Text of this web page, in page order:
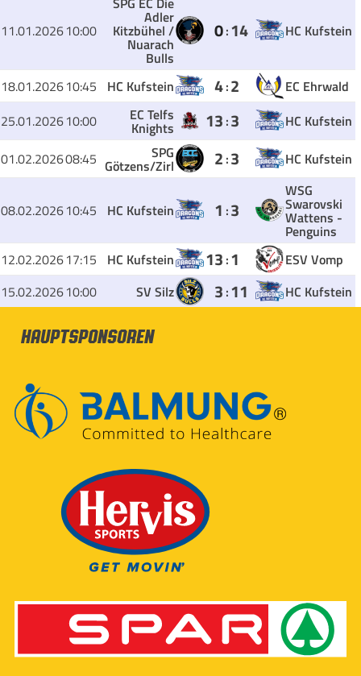
11.01.202610:00
Adler
Kitzbühel /
Nuarach
Bulls
0:14 HC Kufstein
18.01.202610:45 HC Kufstein 4:2
EC Ehrwald
25.01.202610:00 EC Telfs
Knights 13 :3
HC Kufstein
01.02.202608:45 SPG
Götzens/Zirl 2 :3 HC Kufstein
08.02.202610:45 HC Kufstein 1 :3
WSG
Swarovski
Wattens -
Penguins
12.02.202617:15 HC Kufstein 13 :1
ESV Vomp
15.02.202610:00 SV Silz 3 :11 HC Kufstein
Hauptsponsoren